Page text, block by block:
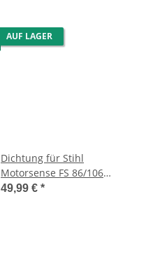
AUF LAGER
Dichtung für Stihl
Motorsense FS 86/106
Erdbohrgerät BT 106
49,99 € *